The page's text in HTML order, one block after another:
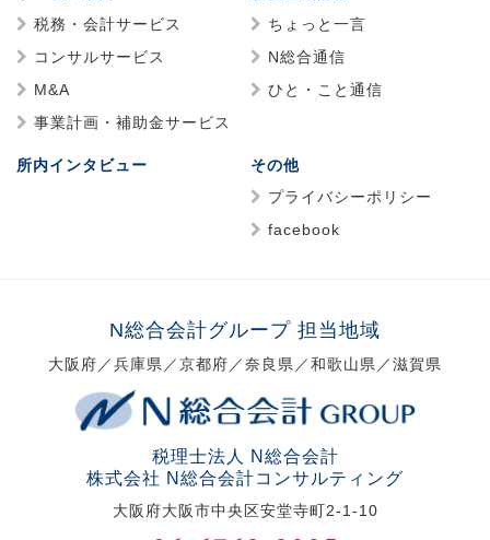
税務・会計サービス
コンサルサービス
M&A
事業計画・補助金サービス
ちょっと一言
N総合通信
ひと・こと通信
所内インタビュー
その他
プライバシーポリシー
facebook
N総合会計グループ 担当地域
大阪府／兵庫県／京都府／奈良県／和歌山県／滋賀県
税理士法人 N総合会計
株式会社 N総合会計コンサルティング
大阪府大阪市中央区安堂寺町2-1-10